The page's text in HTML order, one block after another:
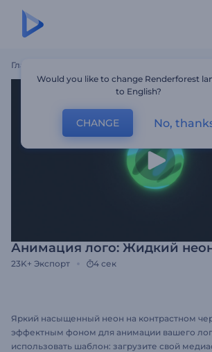
Главная
Анимация лого: Жидкий
23K+ Экспорт 4 сек
Яркий насыщенный неон на контрастном
эффектным фоном для анимации вашего
использовать шаблон: загрузите свой
Would you like to change Renderforest
to English?
CHANGE No,